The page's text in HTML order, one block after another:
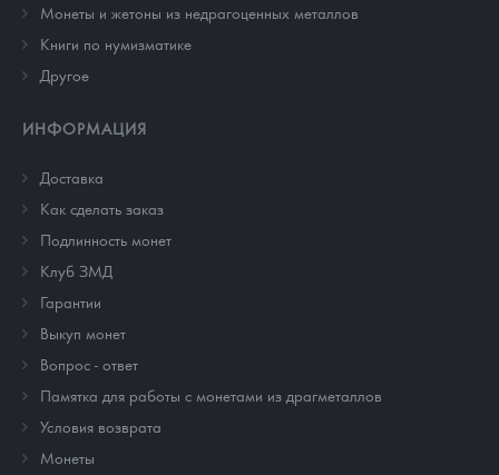
Монеты и жетоны из недрагоценных металлов
Книги по нумизматике
Другое
ИНФОРМАЦИЯ
Доставка
Как сделать заказ
Подлинность монет
Клуб ЗМД
Гарантии
Выкуп монет
Вопрос - ответ
Памятка для работы с монетами из драгметаллов
Условия возврата
Монеты